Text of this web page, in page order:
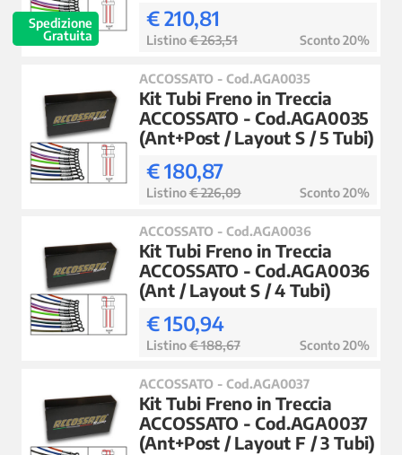
Spedizione
Gratuita
€ 210,81
Listino€ 263,51 Sconto 20%
ACCOSSATO - Cod.AGA0035
Kit Tubi Freno in Treccia
ACCOSSATO - Cod.AGA0035
(Ant+Post / Layout S / 5 Tubi)
€ 180,87
Listino€ 226,09 Sconto 20%
ACCOSSATO - Cod.AGA0036
Kit Tubi Freno in Treccia
ACCOSSATO - Cod.AGA0036
(Ant / Layout S / 4 Tubi)
€ 150,94
Listino€ 188,67 Sconto 20%
ACCOSSATO - Cod.AGA0037
Kit Tubi Freno in Treccia
ACCOSSATO - Cod.AGA0037
(Ant+Post / Layout F / 3 Tubi)